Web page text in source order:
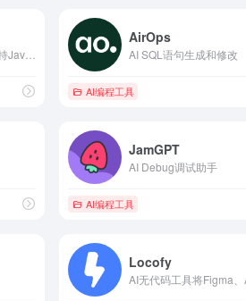
AirOps
AI SQL语句生成和修改
AI编程工具
JamGPT
AI Debug调试助手
AI编程工具
Locofy